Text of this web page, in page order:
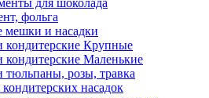
для шоколада
фольга
мешки и насадки
кондитерские Крупные
кондитерские Маленькие
тюльпаны, розы, травка
насадок